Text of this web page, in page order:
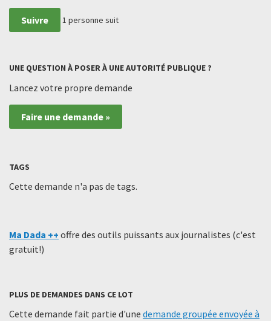
Suivre 1 personne suit
UNE QUESTION À POSER À UNE AUTORITÉ PUBLIQUE ?
Lancez votre propre demande
Faire une demande »
TAGS
Cette demande n'a pas de tags.
Ma Dada ++ offre des outils puissants aux journalistes (c'est
gratuit!)
PLUS DE DEMANDES DANS CE LOT
Cette demande fait partie d'une demande groupée envoyée à